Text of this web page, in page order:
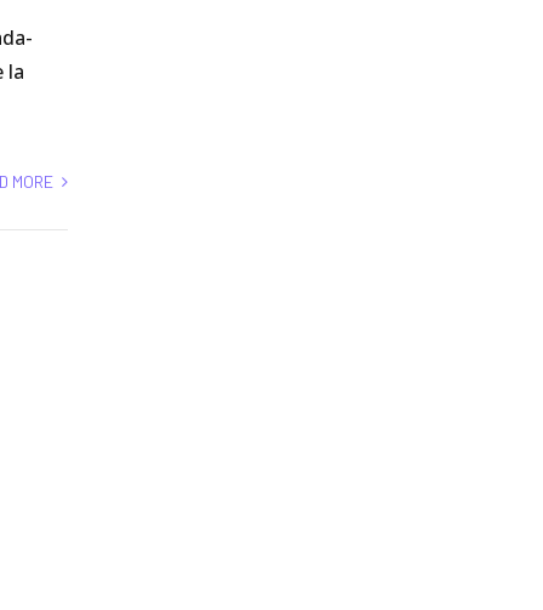
la
MORE